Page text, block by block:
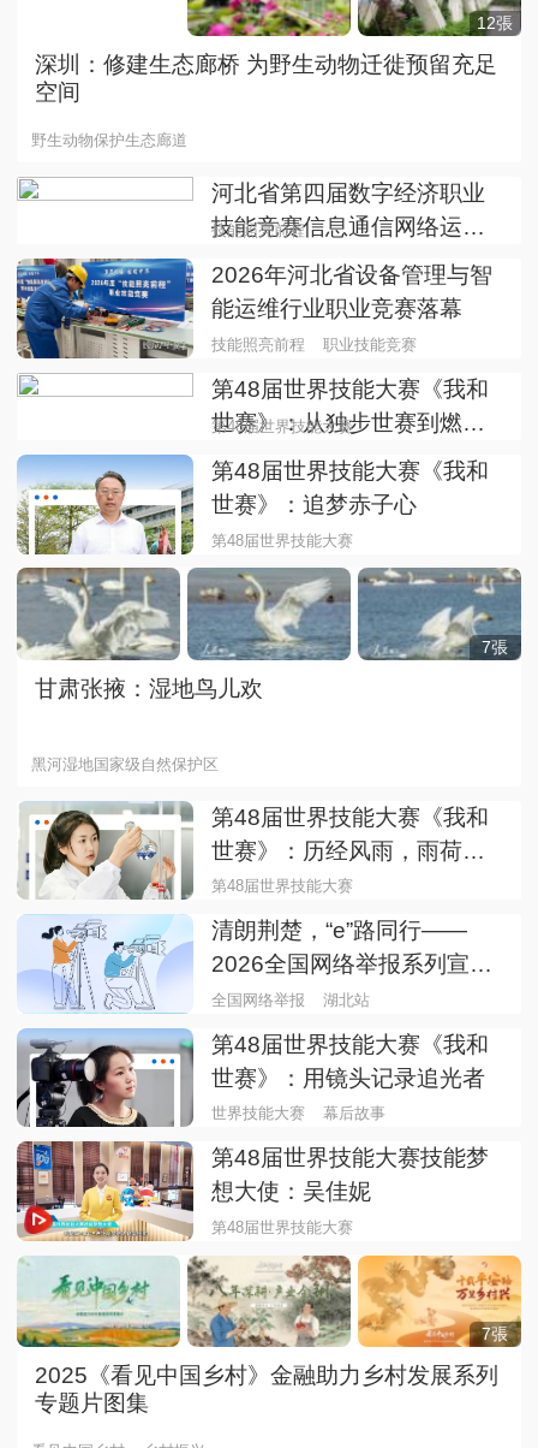
12張
深圳：修建生态廊桥 为野生动物迁徙预留充足
空间
野生动物保护生态廊道
河北省第四届数字经济职业
技能竞赛信息通信网络运行
管理员赛项成功举办
技能照亮前程
2026年河北省设备管理与智
能运维行业职业竞赛落幕
技能照亮前程 职业技能竞赛
第48届世界技能大赛《我和
世赛》：从独步世赛到燃灯
育人
第48届世界技能大赛
第48届世界技能大赛《我和
世赛》：追梦赤子心
第48届世界技能大赛
7張
甘肃张掖：湿地鸟儿欢
黑河湿地国家级自然保护区
第48届世界技能大赛《我和
世赛》：历经风雨，雨荷绽
放
第48届世界技能大赛
清朗荆楚，“e”路同行——
2026全国网络举报系列宣传
活动（湖北站）
全国网络举报 湖北站
第48届世界技能大赛《我和
世赛》：用镜头记录追光者
世界技能大赛 幕后故事
第48届世界技能大赛技能梦
想大使：吴佳妮
第48届世界技能大赛
7張
2025《看见中国乡村》金融助力乡村发展系列
专题片图集